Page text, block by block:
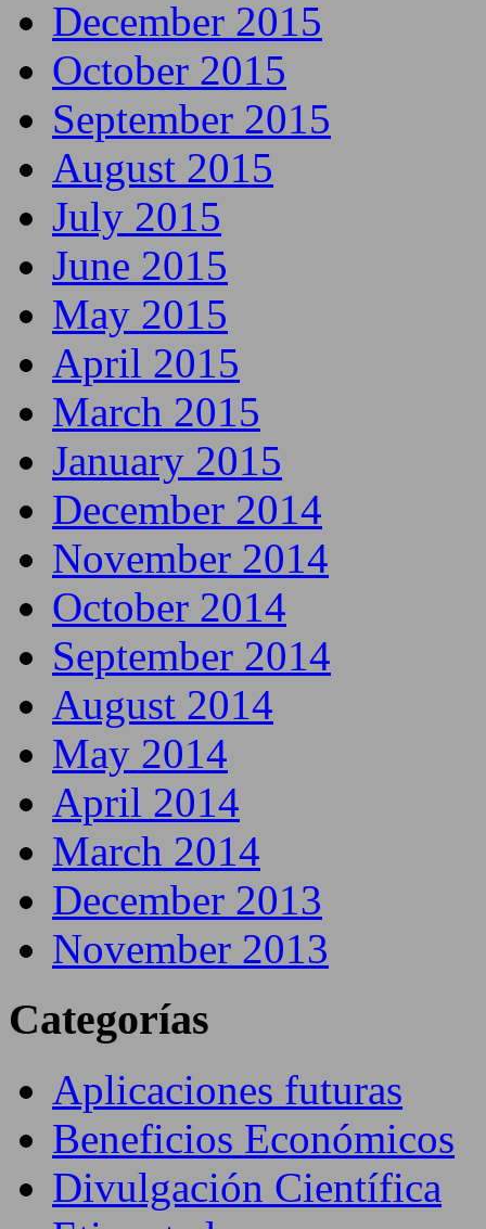
December 2015
October 2015
September 2015
August 2015
July 2015
June 2015
May 2015
April 2015
March 2015
January 2015
December 2014
November 2014
October 2014
September 2014
August 2014
May 2014
April 2014
March 2014
December 2013
November 2013
Categorías
Aplicaciones futuras
Beneficios Económicos
Divulgación Científica